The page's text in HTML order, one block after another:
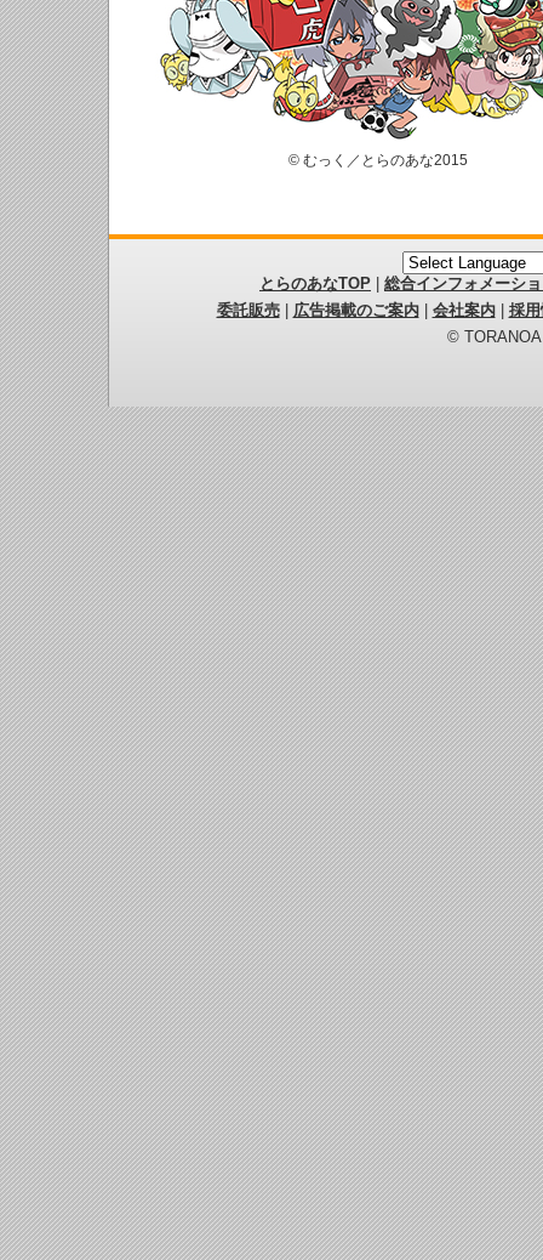
© むっく／とらのあな2015
とらのあなTOP
総合インフォメーシ
委託販売| 広告掲載のご案内| 会社案内| 採
©